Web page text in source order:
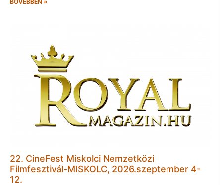
BŐVEBBEN »
22. CineFest Miskolci Nemzetközi
Filmfesztivál-MISKOLC, 2026.szeptember 4-
12.